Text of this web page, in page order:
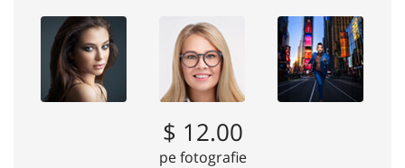
$ 12.00
pe fotografie